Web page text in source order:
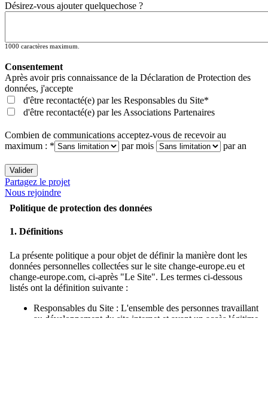
Désirez-vous ajouter quelquechose ?
1000 caractères maximum.
Consentement
Après avoir pris connaissance de la Déclaration de Protection des
données, j'accepte
d'être recontacté(e) par les Responsables du Site*
d'être recontacté(e) par les Associations Partenaires
Combien de communications acceptez-vous de recevoir au
maximum : *
par mois par an
Valider
Partagez le projet
Nous rejoindre